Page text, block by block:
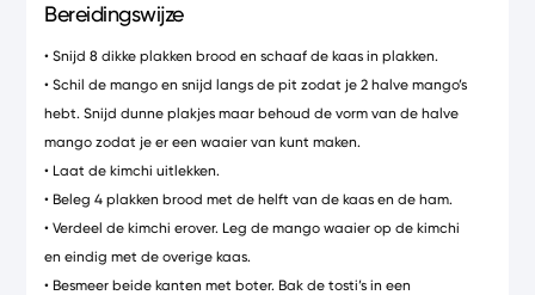
Bereidingswijze
• Snijd 8 dikke plakken brood en schaaf de kaas in plakken.
• Schil de mango en snijd langs de pit zodat je 2 halve mango’s
hebt. Snijd dunne plakjes maar behoud de vorm van de halve
mango zodat je er een waaier van kunt maken.
• Laat de kimchi uitlekken.
• Beleg 4 plakken brood met de helft van de kaas en de ham.
• Verdeel de kimchi erover. Leg de mango waaier op de kimchi
en eindig met de overige kaas.
• Besmeer beide kanten met boter. Bak de tosti’s in een